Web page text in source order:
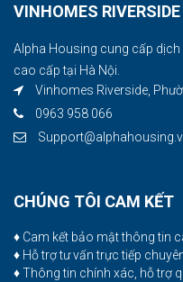
VINHOMES RIVERSIDE
Alpha Housing cung cấp dịch
cao cấp tại Hà Nội.
Vinhomes Riverside,
0963 958 066
CHÚNG TÔI CAM KẾT
♦ Cam kết bảo mật thông tin
♦ Hỗ trợ tư vấn trực tiếp
♦ Thông tin chính xác, hỗ trợ